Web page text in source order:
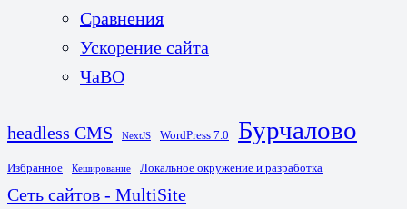
Сравнения
Ускорение сайта
ЧаВО
headless CMS NextJS WordPress 7.0 Бурчалово
Избранное Кеширование Локальное окружение и разработка
Сеть сайтов - MultiSite